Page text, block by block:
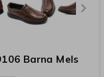
Barna Mels